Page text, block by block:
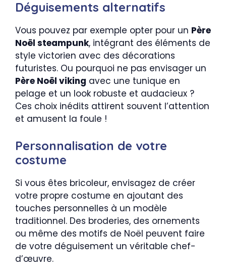
Déguisements alternatifs
Vous pouvez par exemple opter pour un Père
Noël steampunk, intégrant des éléments de
style victorien avec des décorations
futuristes. Ou pourquoi ne pas envisager un
Père Noël viking avec une tunique en
pelage et un look robuste et audacieux ?
Ces choix inédits attirent souvent l’attention
et amusent la foule !
Personnalisation de votre
costume
Si vous êtes bricoleur, envisagez de créer
votre propre costume en ajoutant des
touches personnelles à un modèle
traditionnel. Des broderies, des ornements
ou même des motifs de Noël peuvent faire
de votre déguisement un véritable chef-
d’œuvre.